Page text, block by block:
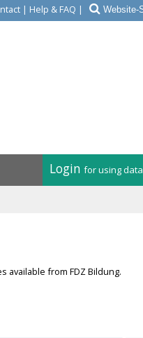
| Help & FAQ |
Login for using data
available from FDZ Bildung.